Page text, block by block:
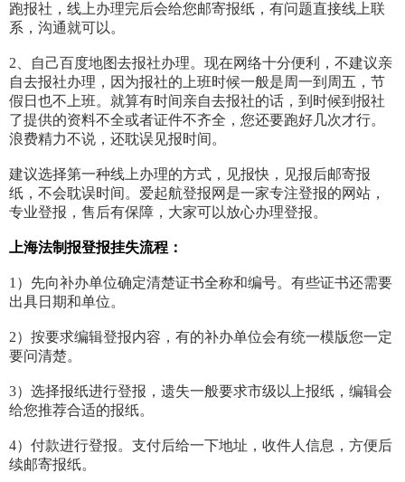
跑报社，线上办理完后会给您邮寄报纸，有问题直接线上联
系，沟通就可以。
2、自己百度地图去报社办理。现在网络十分便利，不建议亲
自去报社办理，因为报社的上班时候一般是周一到周五，节
假日也不上班。就算有时间亲自去报社的话，到时候到报社
了提供的资料不全或者证件不齐全，您还要跑好几次才行。
浪费精力不说，还耽误见报时间。
建议选择第一种线上办理的方式，见报快，见报后邮寄报
纸，不会耽误时间。爱起航登报网是一家专注登报的网站，
专业登报，售后有保障，大家可以放心办理登报。
上海法制报登报挂失流程：
1）先向补办单位确定清楚证书全称和编号。有些证书还需要
出具日期和单位。
2）按要求编辑登报内容，有的补办单位会有统一模版您一定
要问清楚。
3）选择报纸进行登报，遗失一般要求市级以上报纸，编辑会
给您推荐合适的报纸。
4）付款进行登报。支付后给一下地址，收件人信息，方便后
续邮寄报纸。